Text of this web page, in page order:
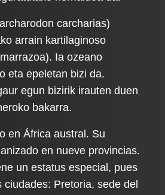
carcharias)
arrain kartilaginoso
Ia ozeano
eta epeletan bizi da.
egun bizirik irauten duen
bakarra.
en África austral. Su
en nueve provincias.
un estatus especial, pues
ciudades: Pretoria, sede del